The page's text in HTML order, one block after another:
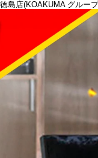
島店(KOAKUMA グルー